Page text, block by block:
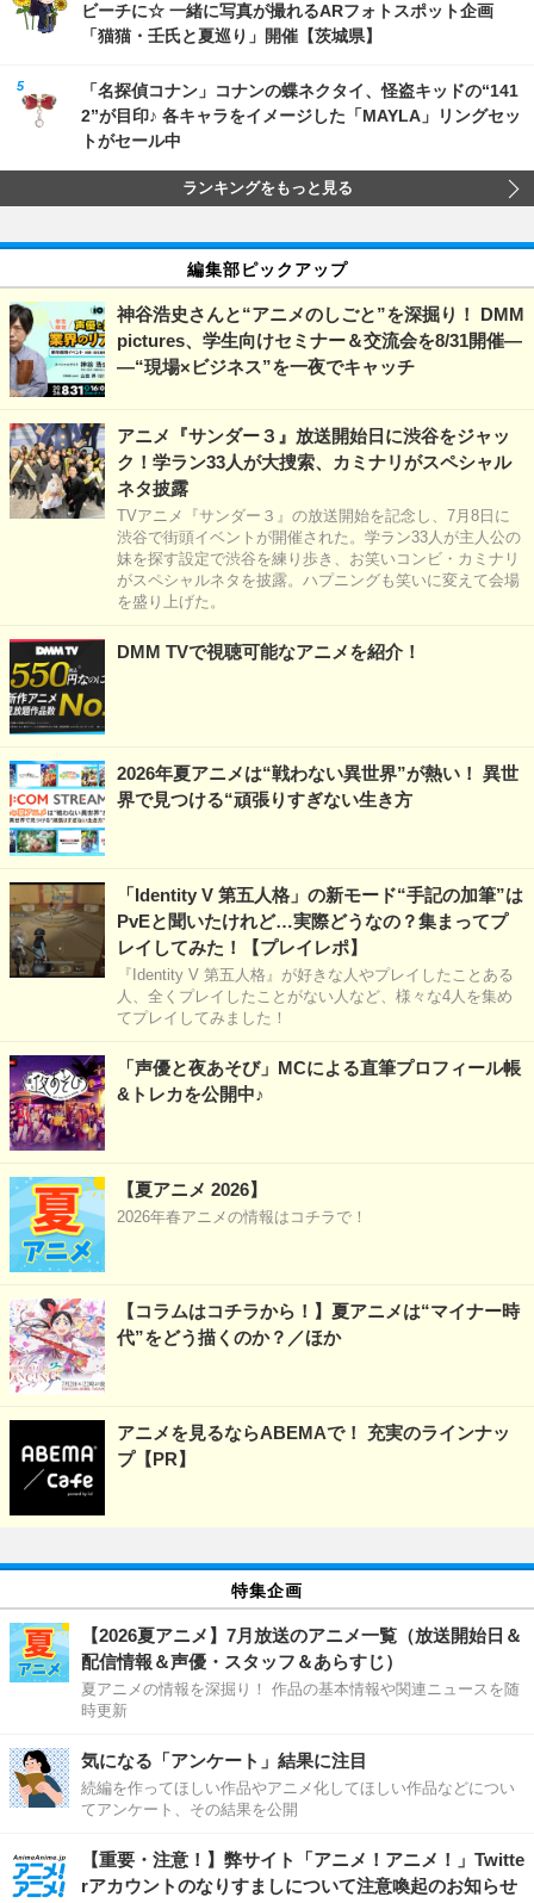
ビーチに☆ 一緒に写真が撮れるARフォトスポット企画
「猫猫・壬氏と夏巡り」開催【茨城県】
「名探偵コナン」コナンの蝶ネクタイ、怪盗キッドの“141
2”が目印♪ 各キャラをイメージした「MAYLA」リングセッ
トがセール中
ランキングをもっと見る
編集部ピックアップ
神谷浩史さんと“アニメのしごと”を深掘り！ DMM
pictures、学生向けセミナー＆交流会を8/31開催―
―“現場×ビジネス”を一夜でキャッチ
アニメ『サンダー３』放送開始日に渋谷をジャッ
ク！学ラン33人が大捜索、カミナリがスペシャル
ネタ披露
TVアニメ『サンダー３』の放送開始を記念し、7月8日に
渋谷で街頭イベントが開催された。学ラン33人が主人公の
妹を探す設定で渋谷を練り歩き、お笑いコンビ・カミナリ
がスペシャルネタを披露。ハプニングも笑いに変えて会場
を盛り上げた。
DMM TVで視聴可能なアニメを紹介！
2026年夏アニメは“戦わない異世界”が熱い！ 異世
界で見つける“頑張りすぎない生き方
「Identity V 第五人格」の新モード“手記の加筆”は
PvEと聞いたけれど…実際どうなの？集まってプ
レイしてみた！【プレイレポ】
『Identity V 第五人格』が好きな人やプレイしたことある
人、全くプレイしたことがない人など、様々な4人を集め
てプレイしてみました！
「声優と夜あそび」MCによる直筆プロフィール帳
&トレカを公開中♪
【夏アニメ 2026】
2026年春アニメの情報はコチラで！
【コラムはコチラから！】夏アニメは“マイナー時
代”をどう描くのか？／ほか
アニメを見るならABEMAで！ 充実のラインナッ
プ【PR】
特集企画
【2026夏アニメ】7月放送のアニメ一覧（放送開始日＆
配信情報＆声優・スタッフ＆あらすじ）
夏アニメの情報を深掘り！ 作品の基本情報や関連ニュースを随
時更新
気になる「アンケート」結果に注目
続編を作ってほしい作品やアニメ化してほしい作品などについ
てアンケート、その結果を公開
【重要・注意！】弊サイト「アニメ！アニメ！」Twitte
rアカウントのなりすましについて注意喚起のお知らせ